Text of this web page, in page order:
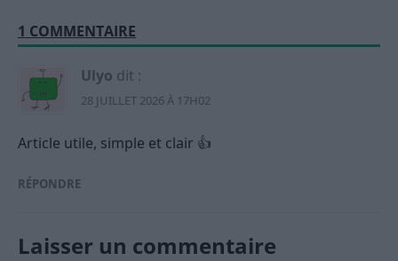
1 COMMENTAIRE
Ulyo dit :
28 JUILLET 2026 À 17H02
Article utile, simple et clair 👍
RÉPONDRE
Laisser un commentaire